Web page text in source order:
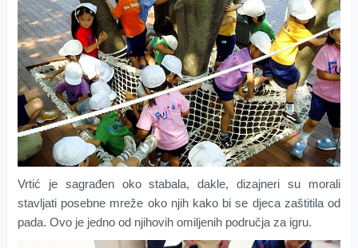
Vrtić je sagrađen oko stabala, dakle, dizajneri su morali
stavljati posebne mreže oko njih kako bi se djeca zaštitila od
pada. Ovo je jedno od njihovih omiljenih područja za igru.